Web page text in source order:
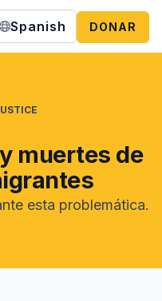
Spanish DONAR
muertes de
esta problemática.